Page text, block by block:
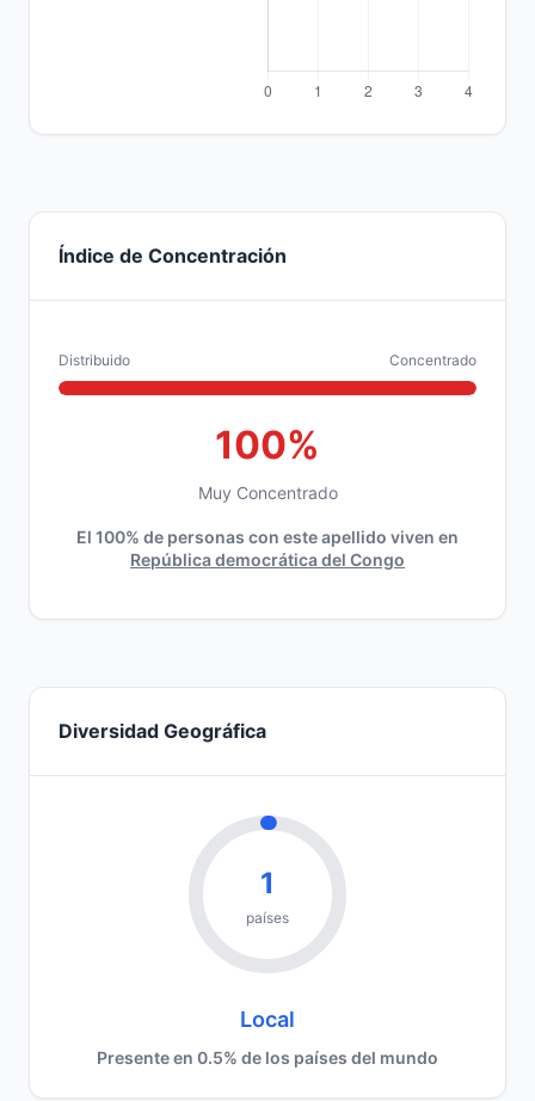
Índice de Concentración
Distribuido Concentrado
100%
Muy Concentrado
El 100% de personas con este apellido viven en
República democrática del Congo
Diversidad Geográfica
1
países
Local
Presente en 0.5% de los países del mundo